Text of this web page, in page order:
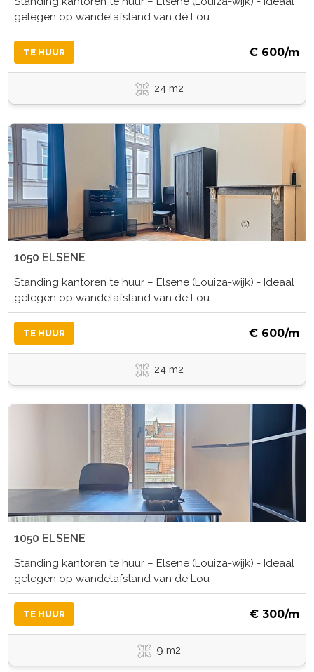
gelegen op wandelafstand van de Lou
TE HUUR € 600/m
24 m2
1050 ELSENE
Standing kantoren te huur – Elsene (Louiza-wijk) - Ideaal
gelegen op wandelafstand van de Lou
TE HUUR € 600/m
24 m2
1050 ELSENE
Standing kantoren te huur – Elsene (Louiza-wijk) - Ideaal
gelegen op wandelafstand van de Lou
TE HUUR € 300/m
9 m2